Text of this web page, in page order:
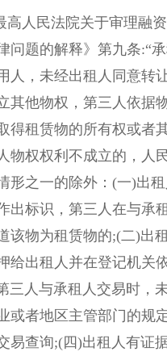
人民法院关于审理融资
问题的解释》第九条:“
人，未经出租人同意转
其他物权，第三人依据
得租赁物的所有权或者
物权权利不成立的，人
形之一的除外：(一)出
出标识，第三人在与承
该物为租赁物的;(二)出
给出租人并在登记机关
三人与承租人交易时，
或者地区主管部门的规
易查询;(四)出租人有证